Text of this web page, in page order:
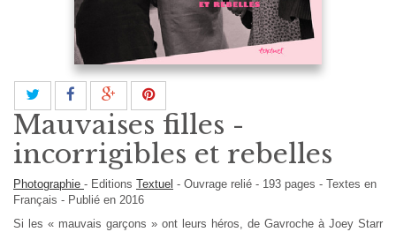
Mauvaises filles -
incorrigibles et rebelles
Photographie - Editions Textuel - Ouvrage relié - 193 pages - Textes en
Français - Publié en 2016
Si les « mauvais garçons » ont leurs héros, de Gavroche à Joey Starr